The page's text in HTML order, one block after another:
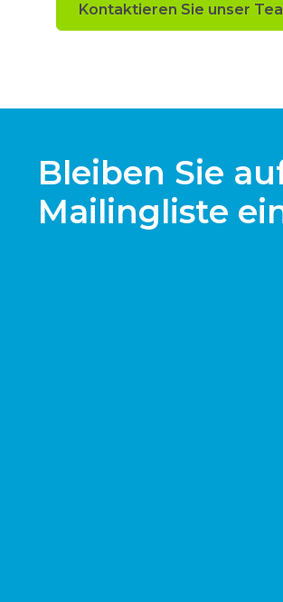
Kontaktieren Sie unser
Bleiben Sie
Mailingliste